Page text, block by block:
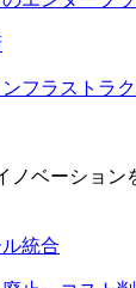
フラストラ
ノベーション
統合